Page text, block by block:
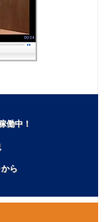
働中！
ら